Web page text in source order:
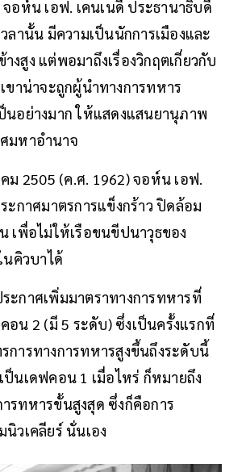
อห์น เอฟ. เคนเนดี ประธานาธิบดี
ลานั้น มีความเป็นนักการเมืองและ
งสูง แต่พอมาถึงเรื่องวิกฤตเกี่ยวกับ
ขาน่าจะถูกผู้นำทางการทหาร
นอย่างมาก ให้แสดงแสนยานุภาพ
มหาอำนาจ
ม 2505 (ค.ศ. 1962) จอห์น เอฟ.
ะกาศมาตรการแข็งกร้าว ปิดล้อม
เพื่อไม่ให้เรือขนขีปนาวุธของ
นคิวบาได้
ะกาศเพิ่มมาตราทางการทหารที่
อน 2 (มี 5 ระดับ) ซึ่งเป็นครั้งแรกที่
การทางการทหารสูงขึ้นถึงระดับนี้
ป็นเดฟคอน 1 เมื่อไหร่ ก็หมายถึง
รทหารขั้นสูงสุด ซึ่งก็คือการ
นิวเคลียร์ นั่นเอง